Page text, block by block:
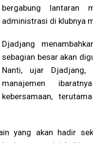
bergabung lantaran
administrasi di klubnya
Djadjang
sebagian besar akan
Nanti, ujar Djadjang,
manajemen
kebersamaan,
yang akan hadir